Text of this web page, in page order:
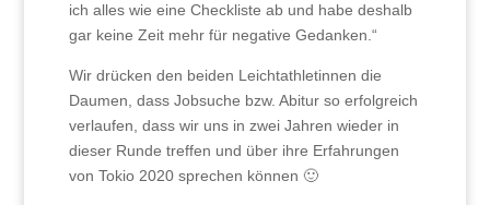
ich alles wie eine Checkliste ab und habe deshalb
gar keine Zeit mehr für negative Gedanken.“
Wir drücken den beiden Leichtathletinnen die
Daumen, dass Jobsuche bzw. Abitur so erfolgreich
verlaufen, dass wir uns in zwei Jahren wieder in
dieser Runde treffen und über ihre Erfahrungen
von Tokio 2020 sprechen können 🙂